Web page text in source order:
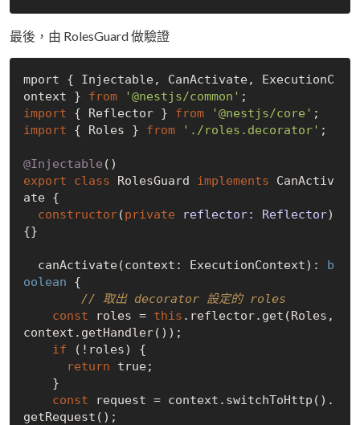
最後，由 RolesGuard 做驗證
mport { Injectable, CanActivate, ExecutionC
ontext } from '@nestjs/common'
import { Reflector } from '@nestjs/core'
import { Roles } from './roles.decorator' ;
@Injectable
export
class RolesGuard implements CanActiv
ate {
constructor(private reflector: Reflector)
{}
  canActivate(context: ExecutionContext):
b
oolean {
// 取出 decorator 設定的 roles
const roles = this .reflector.get(Roles,
context.getHandler());
if (!roles) {
return
true;
const request = context.switchToHttp().
getRequest();